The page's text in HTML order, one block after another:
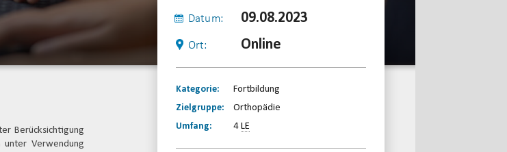
Datum: 09.08.2023
Ort: Online
Kategorie:
Fortbildung
Zielgruppe:
Orthopädie
Umfang:
4 LE
Berücksichtigung
unter Verwendung